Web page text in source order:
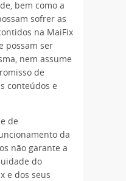
bem como a
sofrer as
na MaiFix
possam ser
nem assume
de
conteúdos e
de
da
não garante a
do
e dos seus